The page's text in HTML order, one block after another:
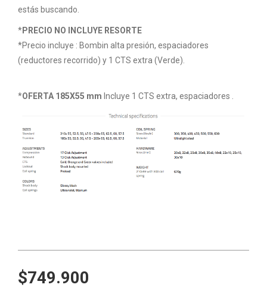
estás buscando.
*PRECIO NO INCLUYE RESORTE
*Precio incluye : Bombin alta presión, espaciadores
(reductores recorrido) y 1 CTS extra (Verde).
*OFERTA 185X55 mm Incluye 1 CTS extra, espaciadores .
$749.900